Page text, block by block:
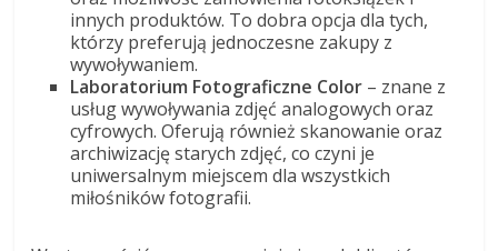
innych produktów. To dobra opcja dla tych,
którzy preferują jednoczesne zakupy z
wywoływaniem.
Laboratorium Fotograficzne Color – znane z
usług wywoływania zdjęć analogowych oraz
cyfrowych. Oferują również skanowanie oraz
archiwizację starych zdjęć, co czyni je
uniwersalnym miejscem dla wszystkich
miłośników fotografii.